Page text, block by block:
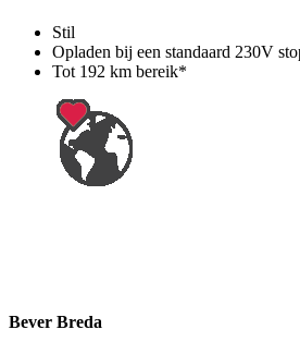
Stil
Opladen bij een standaard 230V
Tot 192 km bereik*
Bever Breda